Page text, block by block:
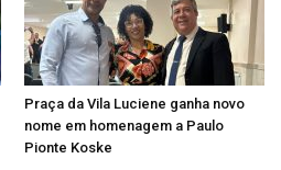
Praça da Vila Luciene ganha novo
nome em homenagem a Paulo
Pionte Koske